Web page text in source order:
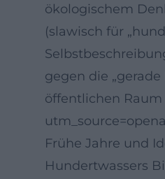
ökologischem
(slawisch für
gegen die
öffentlichen
Frühe Jahre und
Hundertwassers